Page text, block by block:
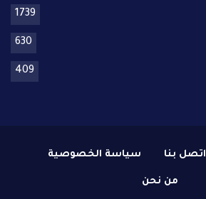
1739
630
409
اتصل بنا سياسة الخصوصية
من نحن